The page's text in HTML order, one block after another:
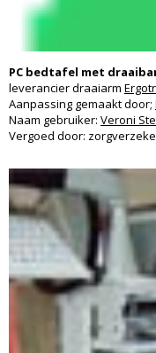
PC bedtafel met
leverancier draaiarm
Aanpassing gemaakt door;
Naam gebruiker: Veroni
Vergoed door: